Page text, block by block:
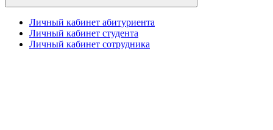
Личный кабинет абитуриента
Личный кабинет студента
Личный кабинет сотрудника